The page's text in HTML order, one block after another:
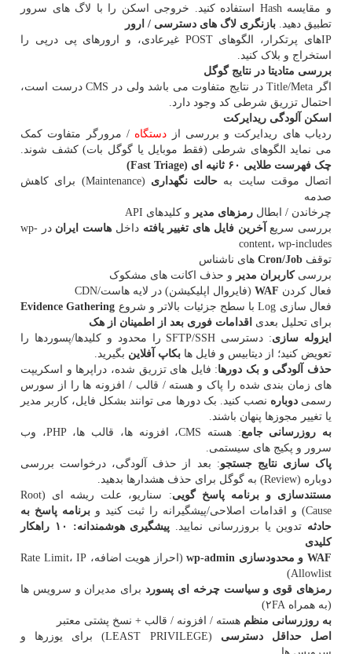
و مقایسه Hash استفاده کنید. خروجی اسکن را با لاگ های سرور
تطبیق دهید. بازنگری لاگ های دسترسی / ارور
IPهای پرتکرار، الگوهای POST غیرعادی، و ارورهای پی درپی را
استخراج و بلاک کنید.
بررسی متادیتا در نتایج گوگل
اگر Title/Meta در نتایج متفاوت می باشد ولی در CMS درست است،
احتمال تزریق شرطی کد وجود دارد.
اسکن آلودگی ریدایرکت
ردیاب های ریدایرکت و بررسی از دستگاه / مرورگر متفاوت کمک
می نماید الگوهای شرطی (فقط موبایل یا گوگل بات) کشف شوند.
چک فهرست طلایی ۶۰ ثانیه ای (Fast Triage)
اتصال موقت سایت به حالت نگهداری
(Maintenance) برای کاهش
صدمه
چرخاندن / ابطال رمزهای مدیر و کلیدهای API
بررسی سریعآخرین فایل های تغییر یافته داخل هاست ایران
در wp-
content، wp-includes
توقف
های ناشناس
بررسی کاربران مدیر و حذف اکانت های مشکوک
فعال کردن
(فایروال اپلیکیشن) در لایه هاست/CDN
فعال سازی Log با سطح جزئیات بالاتر و شروع
برای تحلیل بعدی اقدامات فوری بعد از اطمینان از هک
ایزوله سازی
: دسترسی SFTP/SSH را محدود و کلیدها/پسوردها را
تعویض کنید؛ از دیتابیس و فایل ها بکاپ آفلاین بگیرید.
حذف آلودگی و بک دورها: فایل های تزریق شده، دراپرها و اسکریپت
های زمان بندی شده را پاک و هسته / قالب / افزونه ها را از سورس
رسمی دوباره نصب کنید. بک دورها می توانند بشکل فایل، کاربر مدیر
یا تغییر مجوزها پنهان باشند.
به روزرسانی جامع
: هسته CMS، افزونه ها، قالب ها، PHP، وب
سرور و پکیج های سیستمی.
پاک سازی نتایج جستجو: بعد از حذف آلودگی، درخواست بررسی
دوباره (Review) به گوگل برای حذف هشدارها بدهید.
مستندسازی و برنامه پاسخ گویی
: سناریو، علت ریشه ای (Root
Cause) و اقدامات اصلاحی/پیشگیرانه را ثبت کنید و
برنامه پاسخ به
حادثه تدوین یا بروزرسانی نمایید.
پیشگیری هوشمندانه: ۱۰ راهکار
کلیدی
WAF و محدودسازی
(احراز هویت اضافه، Rate Limit، IP
Allowlist)
رمزهای قوی و سیاست چرخه ای پسوردبرای مدیران و سرویس ها
(به همراه ۲FA)
به روزرسانی منظم هسته / افزونه / قالب + نسخ پشتی معتبر
اصل حداقل دسترسی
(LEAST PRIVILEGE) برای یوزرها و